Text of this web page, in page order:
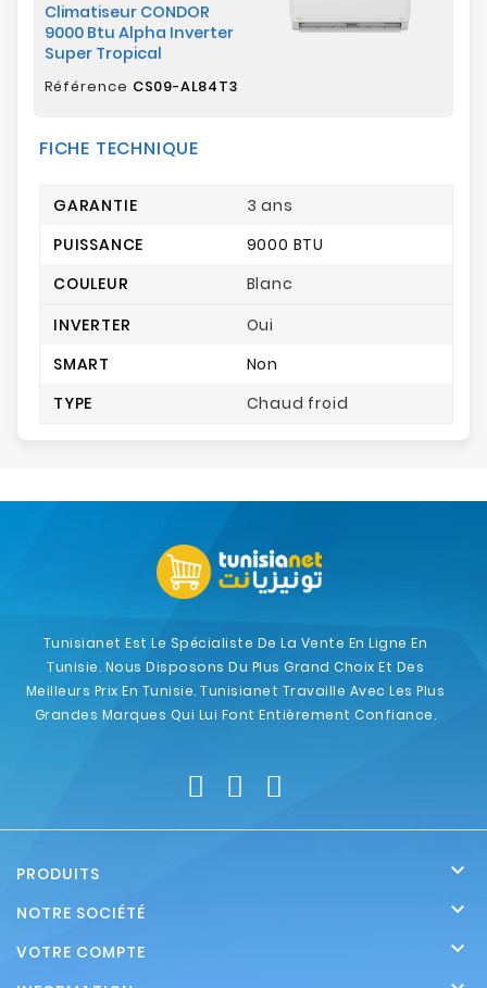
Climatiseur CONDOR
9000 Btu Alpha Inverter
Super Tropical
Référence CS09-AL84T3
FICHE TECHNIQUE
GARANTIE
3 ans
PUISSANCE
9000 BTU
COULEUR
Blanc
INVERTER
Oui
SMART
Non
TYPE
Chaud froid
Tunisianet Est Le Spécialiste De La Vente En Ligne En
Tunisie. Nous Disposons Du Plus Grand Choix Et Des
Meilleurs Prix En Tunisie. Tunisianet Travaille Avec Les Plus
Grandes Marques Qui Lui Font Entièrement Confiance.
PRODUITS 
NOTRE SOCIÉTÉ 
VOTRE COMPTE 